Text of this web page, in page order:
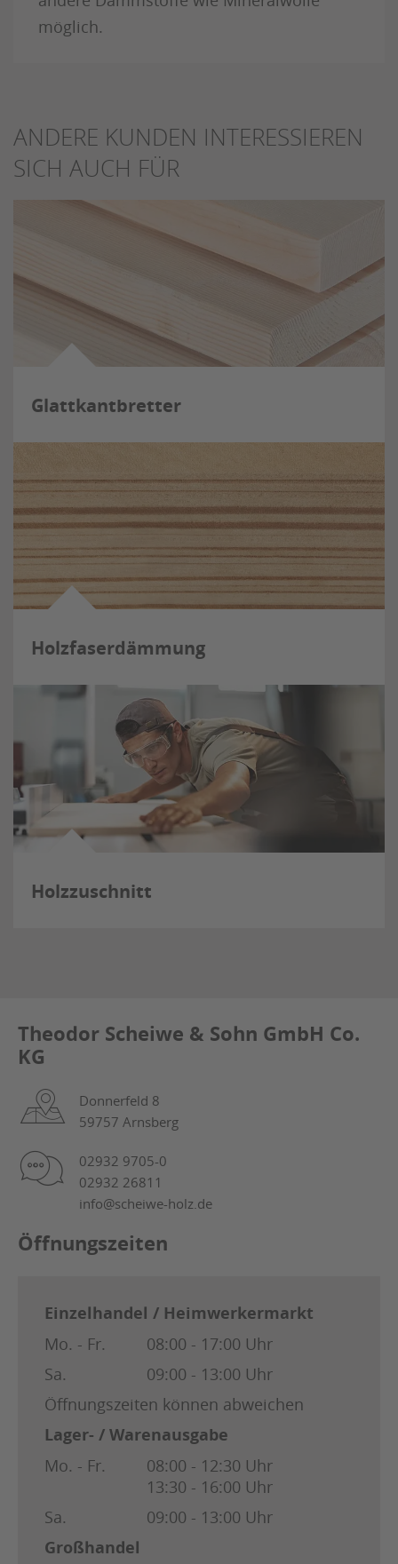
möglich.
ANDERE KUNDEN INTERESSIEREN
SICH AUCH FÜR
Glattkantbretter
Holzfaserdämmung
Holzzuschnitt
Theodor Scheiwe & Sohn GmbH Co.
KG
Donnerfeld 8
59757 Arnsberg
02932 9705-0
02932 26811
info@scheiwe-holz.de
Öffnungszeiten
Einzelhandel / Heimwerkermarkt
Mo. - Fr.
08:00 - 17:00 Uhr
Sa.
09:00 - 13:00 Uhr
Öffnungszeiten können abweichen
Lager- / Warenausgabe
Mo. - Fr.
08:00 - 12:30 Uhr
13:30 - 16:00 Uhr
Sa.
09:00 - 13:00 Uhr
Großhandel